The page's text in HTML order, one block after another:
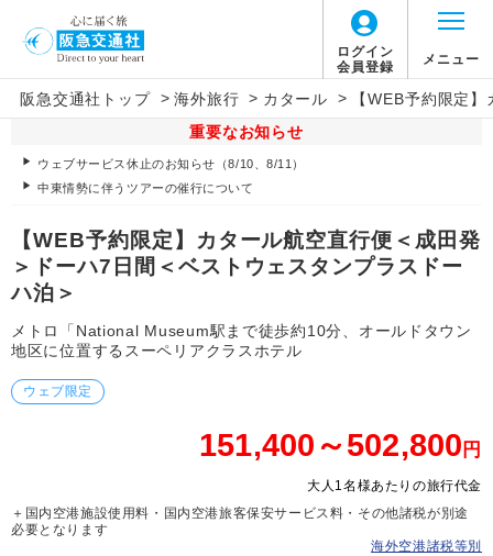
ログイン
会員登録
メニュー
阪急交通社トップ > 海外旅行 > カタール >
【WEB予約限定
重要なお知らせ
ウェブサービス休止のお知らせ（8/10、8/11）
中東情勢に伴うツアーの催行について
【WEB予約限定】カタール航空直行便＜成田発
＞ドーハ7日間＜ベストウェスタンプラスドー
ハ泊＞
メトロ「National Museum駅まで徒歩約10分、オールドタウン
地区に位置するスーペリアクラスホテル
ウェブ限定
151,400～502,800 円
大人1名様あたりの旅行代金
＋国内空港施設使用料・国内空港旅客保安サービス料・その他諸税が別途
必要となります
海外空港諸税等別